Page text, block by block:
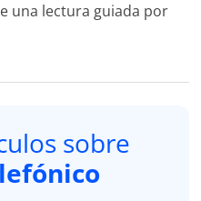
una lectura guiada por
sobre